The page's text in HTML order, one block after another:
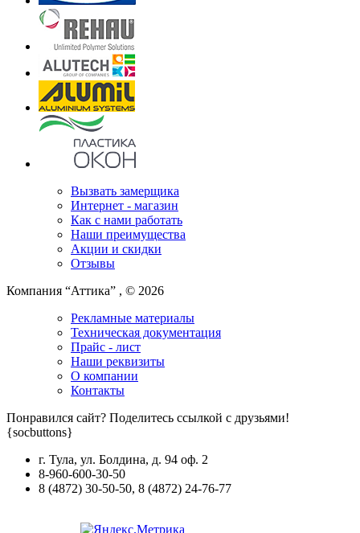
Вызвать замерщика
Интернет - магазин
Как с нами работать
Наши преимущества
Акции и скидки
Отзывы
Компания “Аттика” , © 2026
Рекламные материалы
Техническая документация
Прайс - лист
Наши реквизиты
О компании
Контакты
Понравился сайт? Поделитесь ссылкой с друзьями!
{socbuttons}
г. Тула, ул. Болдина, д. 94 оф. 2
8-960-600-30-50
8 (4872) 30-50-50, 8 (4872) 24-76-77